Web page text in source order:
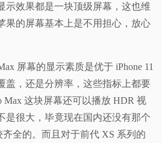
示效果都是一块顶级屏幕，这也维
果的屏幕基本上是不用担心，放心
屏幕的显示素质是优于 iPhone 11
盖，还是分辨率，这些指标上都要
Max 这块屏幕还可以播放 HDR 视
是很大，毕竟现在国内还没有那个
全的。而且对于前代 XS 系列的